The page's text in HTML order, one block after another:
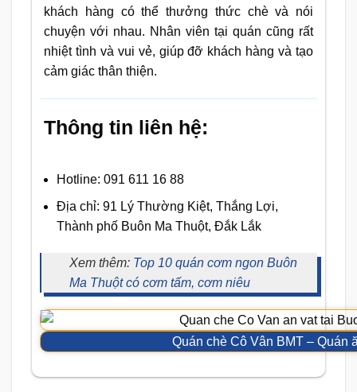
khách hàng có thể thưởng thức chè và nói
chuyện với nhau. Nhân viên tại quán cũng rất
nhiệt tình và vui vẻ, giúp đỡ khách hàng và tạo
cảm giác thân thiện.
Thông tin liên hệ:
Hotline: 091 611 16 88
Địa chỉ: 91 Lý Thường Kiệt, Thắng Lợi,
Thành phố Buôn Ma Thuột, Đắk Lắk
Xem thêm: Top 10 quán cơm ngon Buôn
Ma Thuột có cơm tấm, cơm niêu
Quán chè Cô Vân BMT – Quán